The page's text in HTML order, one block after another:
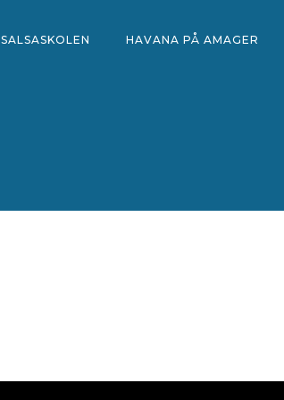
SALSASKOLEN HAVANA PÅ AMAGER